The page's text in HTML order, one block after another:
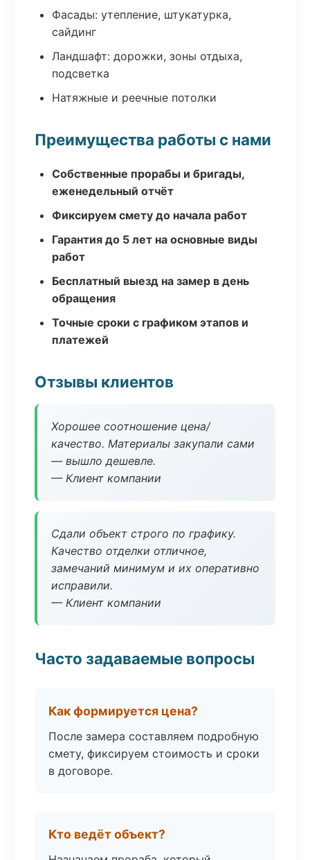
Фасады: утепление, штукатурка,
сайдинг
Ландшафт: дорожки, зоны отдыха,
подсветка
Натяжные и реечные потолки
Преимущества работы с нами
Собственные прорабы и бригады,
еженедельный отчёт
Фиксируем смету до начала работ
Гарантия до 5 лет на основные виды
работ
Бесплатный выезд на замер в день
обращения
Точные сроки с графиком этапов и
платежей
Отзывы клиентов
Хорошее соотношение цена/
качество. Материалы закупали сами
— вышло дешевле.
— Клиент компании
Сдали объект строго по графику.
Качество отделки отличное,
замечаний минимум и их оперативно
исправили.
— Клиент компании
Часто задаваемые вопросы
Как формируется цена?
После замера составляем подробную
смету, фиксируем стоимость и сроки
в договоре.
Кто ведёт объект?